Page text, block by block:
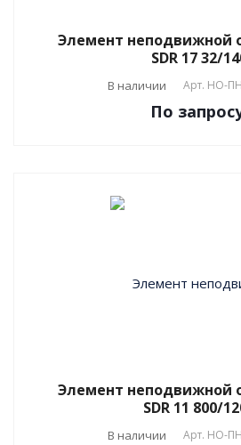
Элемент неподвижной
SDR 17 32/
В наличии Арт. НО-
По запр
Элемент неподвижной
SDR 11 800/
В наличии Арт. НО-